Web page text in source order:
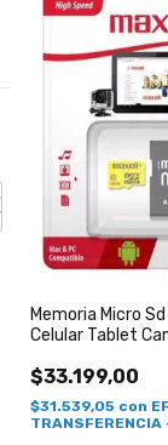
Memoria Micro Sd
Celular Tablet
$33.199,00
$31.539,05 con
TRANSFERENCIA